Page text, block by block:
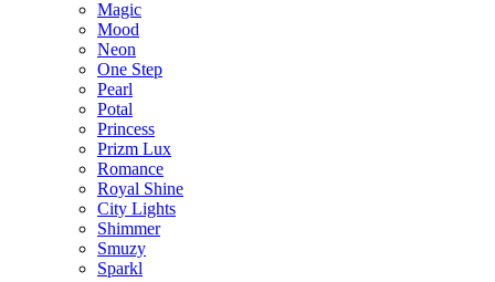
Magic
Mood
Neon
One Step
Pearl
Potal
Princess
Prizm Lux
Romance
Royal Shine
City Lights
Shimmer
Smuzy
Sparkl